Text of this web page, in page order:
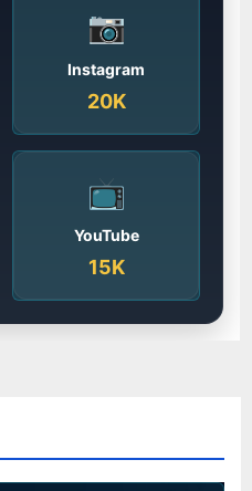
📷
Instagram
20K
📺
YouTube
15K